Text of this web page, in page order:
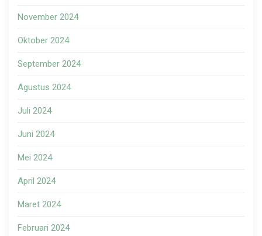
November 2024
Oktober 2024
September 2024
Agustus 2024
Juli 2024
Juni 2024
Mei 2024
April 2024
Maret 2024
Februari 2024